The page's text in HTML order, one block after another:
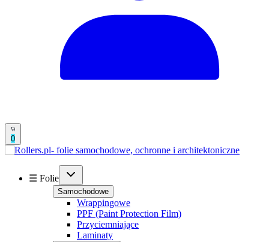
0
☰ Folie
Samochodowe
Wrappingowe
PPF (Paint Protection Film)
Przyciemniające
Laminaty